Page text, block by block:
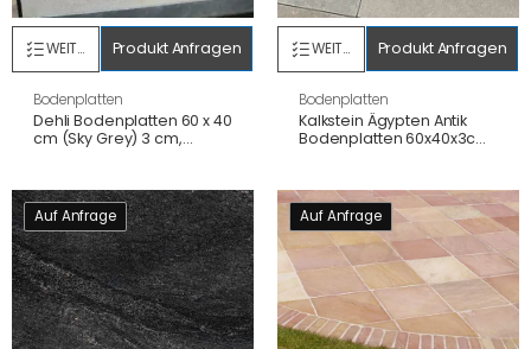
WEITERLESEN Produkt Anfragen
Bodenplatten
Dehli Bodenplatten 60 x 40
cm (Sky Grey) 3 cm,
WEITERLESEN Produkt Anfragen
Bodenplatten
Kalkstein Ägypten Antik
Bodenplatten 60x40x3cm.
Auf Anfrage Auf Anfrage